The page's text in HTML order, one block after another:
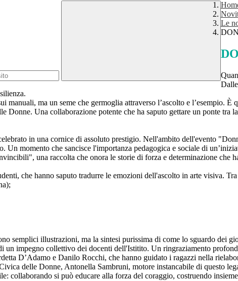
Le
manuali, ma un seme che germoglia attraverso l’ascolto e l’esempio.
Donne. Una collaborazione potente che ha saputo gettare un ponte tra
in una cornice di assoluto prestigio. Nell'ambito dell'evento
Un momento che sancisce l'importanza pedagogica e sociale di
una raccolta che onora le storie di forza e determinazione che
che hanno saputo tradurre le emozioni dell'ascolto in arte visiva.
semplici illustrazioni, ma la sintesi purissima di come lo sguardo dei
un impegno collettivo dei docenti dell'Istitito. Un ringraziamento
D’Adamo e Danilo Rocchi, che hanno guidato i ragazzi nella
delle Donne, Antonella Sambruni, motore instancabile di questo
collaborando si può educare alla forza del coraggio, costruendo